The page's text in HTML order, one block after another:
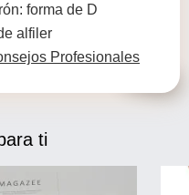
forma de D
alfiler
Profesionales
ti